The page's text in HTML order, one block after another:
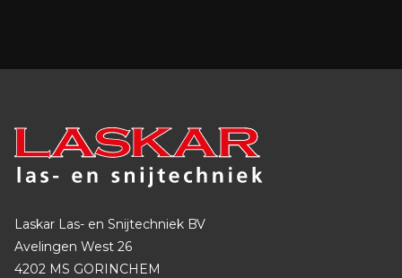
Laskar Las- en Snijtechniek BV
Avelingen West 26
4202 MS GORINCHEM